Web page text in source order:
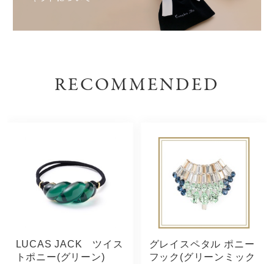
RECOMMENDED
LUCAS JACK ツイス
トポニー(グリーン)
グレイスペタル ポニー
フック(グリーンミック